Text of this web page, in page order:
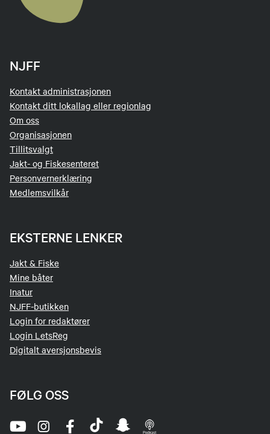
NJFF
Kontakt administrasjonen
Kontakt ditt lokallag eller regionlag
Om oss
Organisasjonen
Tillitsvalgt
Jakt- og Fiskesenteret
Personvernerklæring
Medlemsvilkår
EKSTERNE LENKER
Jakt & Fiske
Mine båter
Inatur
NJFF-butikken
Login for redaktører
Login LetsReg
Digitalt aversjonsbevis
FØLG OSS